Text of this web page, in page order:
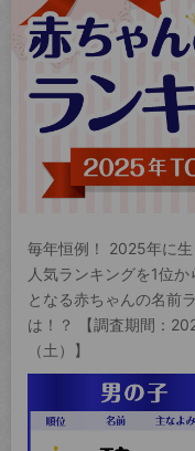
毎年恒例！ 2025年に
人気ランキングを1位
となる赤ちゃんの名前
は！？ 【調査期間：
（土）】